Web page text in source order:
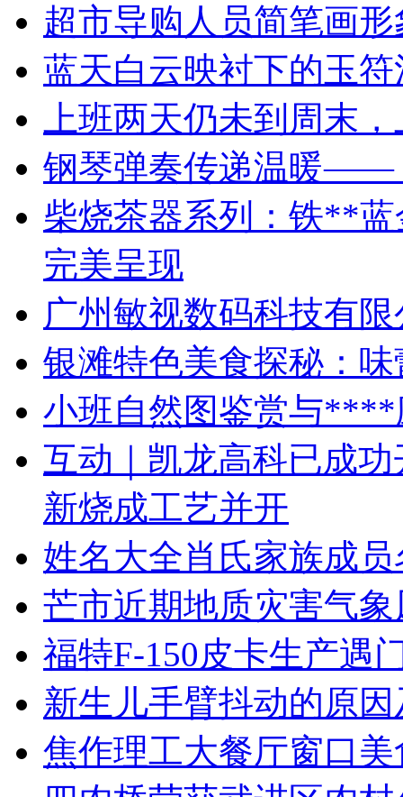
超市导购人员简笔画
蓝天白云映衬下的玉
上班两天仍未到周末
钢琴弹奏传递温暖——
柴烧茶器系列：铁**
完美呈现
广州敏视数码科技有
银滩特色美食探秘：
小班自然图鉴赏与****
互动｜凯龙高科已成
新烧成工艺并开
姓名大全肖氏家族成员
芒市近期地质灾害气
福特F-150皮卡生产遇
新生儿手臂抖动的原
焦作理工大餐厅窗口